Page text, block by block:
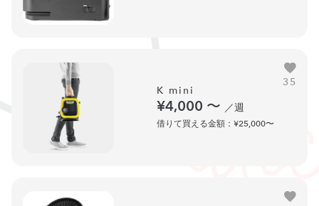
K mini
¥4,000 〜 ／週
借りて買える金額：¥25,000〜
35